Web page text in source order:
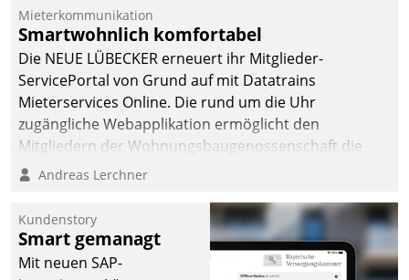
dafür ein Team
bestehend aus
Wohnungsunternehmen
und PropTech.
Mieterkommunikation
Smartwohnlich komfortabel
Die NEUE LÜBECKER erneuert ihr Mitglieder-
ServicePortal von Grund auf mit Datatrains
Mieterservices Online. Die rund um die Uhr
zugängliche Webapplikation ermöglicht den
Mitgliedern der Wohnungs­bau­genossenschaft die
Kontaktaufnahme per Smartphone, Tablet oder PC.
Andreas Lerchner
Kundenstory
Smart gemanagt
Mit neuen SAP-